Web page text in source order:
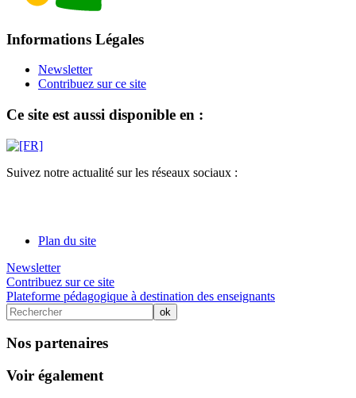
Informations Légales
Newsletter
Contribuez sur ce site
Ce site est aussi disponible en :
Suivez notre actualité sur les réseaux sociaux :
Plan du site
Newsletter
Contribuez sur ce site
Plateforme pédagogique à destination des enseignants
Nos partenaires
Voir également